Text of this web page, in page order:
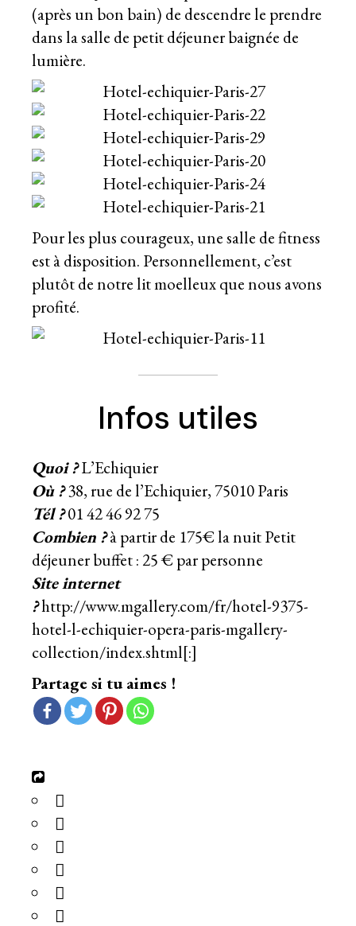
(après un bon bain) de descendre le prendre
dans la salle de petit déjeuner baignée de
lumière.
Pour les plus courageux, une salle de fitness
est à disposition. Personnellement, c’est
plutôt de notre lit moelleux que nous avons
profité.
Infos utiles
Quoi ?L’Echiquier
Où ?38, rue de l’Echiquier, 75010 Paris
Tél ?01 42 46 92 75
Combien ?à partir de 175€ la nuit Petit
déjeuner buffet : 25 € par personne
Site internet
?http://www.mgallery.com/fr/hotel-9375-
hotel-l-echiquier-opera-paris-mgallery-
collection/index.shtml[:]
Partage si tu aimes !